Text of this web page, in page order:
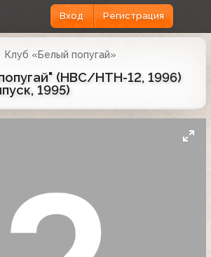
Вход Регистрация
Клуб «Белый попугай»
(НВС/НТН-12, 1996)
1995)